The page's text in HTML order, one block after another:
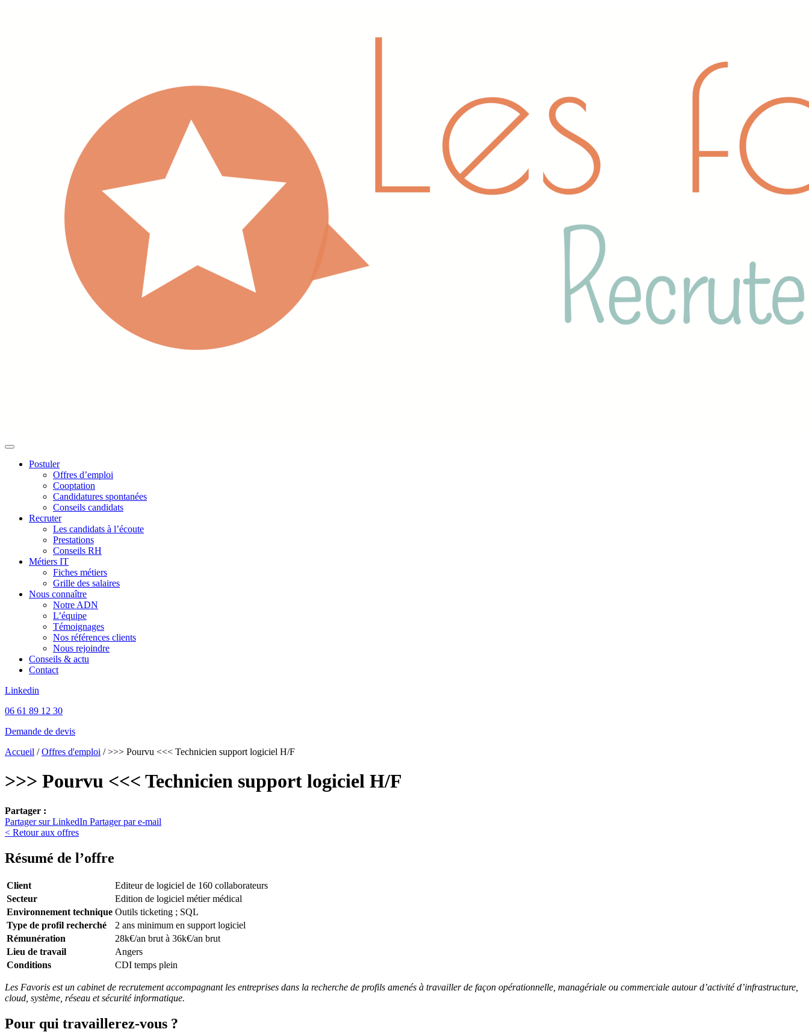
Postuler
Offres d’emploi
Cooptation
Candidatures spontanées
Conseils candidats
Recruter
Les candidats à l’écoute
Prestations
Conseils RH
Métiers IT
Fiches métiers
Grille des salaires
Nous connaître
Notre ADN
L’équipe
Témoignages
Nos références clients
Nous rejoindre
Conseils & actu
Contact
Linkedin
06 61 89 12 30
Demande de devis
Accueil /Offres d'emploi />>> Pourvu <<< Technicien support logiciel H/F
>>> Pourvu <<< Technicien support logiciel H/F
Partager :
Partager sur LinkedIn Partager par e-mail
< Retour aux offres
Résumé de l’offre
Client
Editeur de logiciel de 160 collaborateurs
Secteur
Edition de logiciel métier médical
Environnement technique Outils ticketing ; SQL
Type de profil recherché
2 ans minimum en support logiciel
Rémunération
28k€/an brut à 36k€/an brut
Lieu de travail
Angers
Conditions
CDI temps plein
Les Favoris est un cabinet de recrutement accompagnant les entreprises dans la recherche de profils amenés à travailler de façon opérationnelle, managériale ou commerciale autour d’activité d’infrastructure,
cloud, système, réseau et sécurité informatique.
Pour qui travaillerez-vous ?